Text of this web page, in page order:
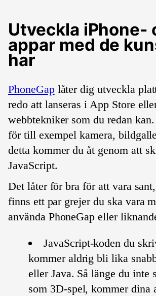
Utveckla iPhone-
appar med de
har
PhoneGaplåter dig utveckla
redo att lanseras i App Store
webbtekniker som du redan
för till exempel kamera,
detta kommer du åt genom att
JavaScript.
Det låter för bra för att vara
finns ett par grejer du ska vara
använda PhoneGap eller
JavaScript-koden du
kommer aldrig bli lika
eller Java. Så länge du inte
som 3D-spel, kommer dina